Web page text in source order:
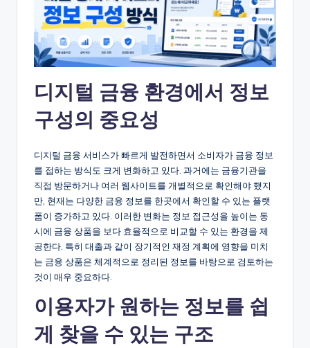
디지털 금융 환경에서 정보
구성의 중요성
디지털 금융 서비스가 빠르게 발전하면서 소비자가 금융 정보
를 접하는 방식도 크게 변화하고 있다. 과거에는 금융기관을
직접 방문하거나 여러 웹사이트를 개별적으로 확인해야 했지
만, 현재는 다양한 금융 정보를 한곳에서 확인할 수 있는 플랫
폼이 증가하고 있다. 이러한 변화는 정보 접근성을 높이는 동
시에 금융 상품을 보다 효율적으로 비교할 수 있는 환경을 제
공한다. 특히 대출과 같이 장기적인 재정 계획에 영향을 미치
는 금융 상품은 체계적으로 정리된 정보를 바탕으로 검토하는
것이 매우 중요하다.
이용자가 원하는 정보를 쉽
게 찾을 수 있는 구조